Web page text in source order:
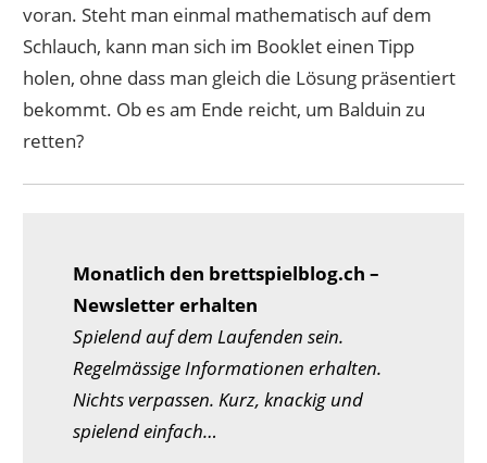
voran. Steht man einmal mathematisch auf dem
Schlauch, kann man sich im Booklet einen Tipp
holen, ohne dass man gleich die Lösung präsentiert
bekommt. Ob es am Ende reicht, um Balduin zu
retten?
Monatlich den brettspielblog.ch –
Newsletter erhalten
Spielend auf dem Laufenden sein.
Regelmässige Informationen erhalten.
Nichts verpassen. Kurz, knackig und
spielend einfach…